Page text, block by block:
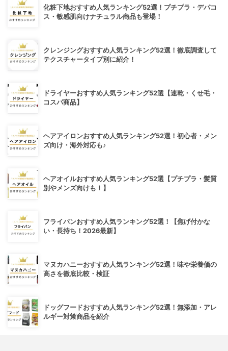
化粧下地おすすめ人気ランキング52選！プチプラ・デパコ
ス・敏感肌向けナチュラル商品も登場！
クレンジングおすすめ人気ランキング52選！徹底調査して
テクスチャータイプ別に紹介！
ドライヤーおすすめ人気ランキング52選【速乾・くせ毛・
コスパ商品】
ヘアアイロンおすすめ人気ランキング52選！初心者・メン
ズ向け・海外対応も♪
ヘアオイルおすすめ人気ランキング52選【プチプラ・髪質
別やメンズ向けも！】
フライパンおすすめ人気ランキング52選！【焦げ付かな
い・長持ち！2026最新】
マヌカハニーおすすめ人気ランキング52選！味や栄養価の
高さを徹底比較・検証
ドッグフードおすすめ人気ランキング52選！無添加・アレ
ルギー対策商品を紹介